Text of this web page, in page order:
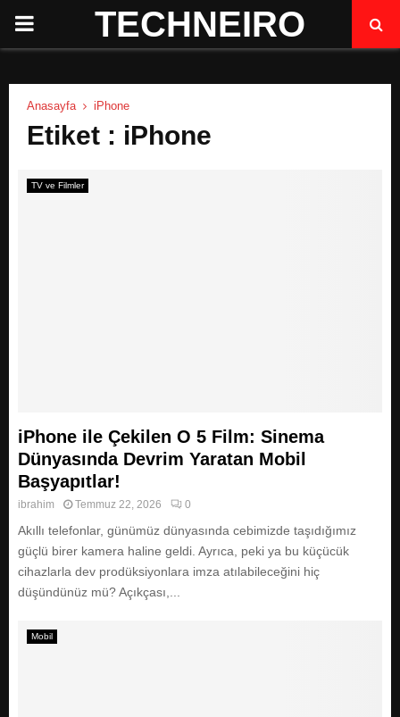
P
N
U
TECHNEIRO
Anasayfa iPhone
Etiket : iPhone
TV ve Filmler
iPhone ile Çekilen O 5 Film: Sinema
Dünyasında Devrim Yaratan Mobil
Başyapıtlar!
ibrahim Temmuz 22, 2026 0
Akıllı telefonlar, günümüz dünyasında cebimizde taşıdığımız
güçlü birer kamera haline geldi. Ayrıca, peki ya bu küçücük
cihazlarla dev prodüksiyonlara imza atılabileceğini hiç
düşündünüz mü? Açıkçası,...
Mobil